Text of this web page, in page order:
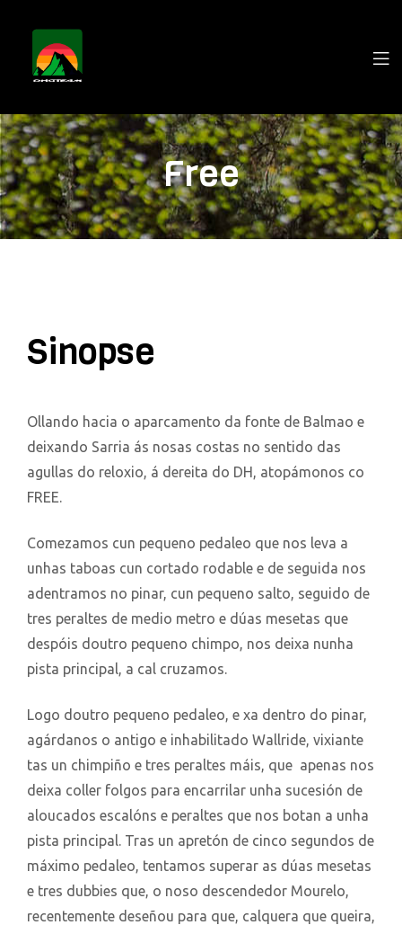
Free
Sinopse
Ollando hacia o aparcamento da fonte de Balmao e
deixando Sarria ás nosas costas no sentido das
agullas do reloxio, á dereita do DH, atopámonos co
FREE.
Comezamos cun pequeno pedaleo que nos leva a
unhas taboas cun cortado rodable e de seguida nos
adentramos no pinar, cun pequeno salto, seguido de
tres peraltes de medio metro e dúas mesetas que
despóis doutro pequeno chimpo, nos deixa nunha
pista principal, a cal cruzamos.
Logo doutro pequeno pedaleo, e xa dentro do pinar,
agárdanos o antigo e inhabilitado Wallride, vixiante
tas un chimpiño e tres peraltes máis, que apenas nos
deixa coller folgos para encarrilar unha sucesión de
aloucados escalóns e peraltes que nos botan a unha
pista principal. Tras un apretón de cinco segundos de
máximo pedaleo, tentamos superar as dúas mesetas
e tres dubbies que, o noso descendedor Mourelo,
recentemente deseñou para que, calquera que queira,